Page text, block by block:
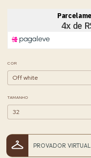
COR
TAMANHO
PROVADOR VIRTUAL